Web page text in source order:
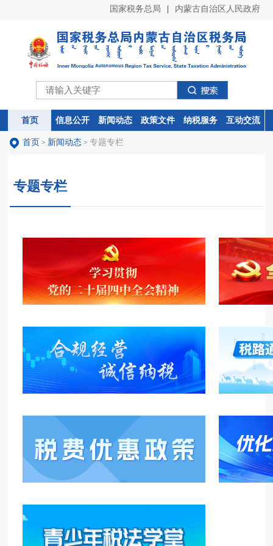
国家税务总局 内蒙古自治区人民政府
首页 信息公开 新闻动态 政策文件 纳税服务 互动交流
首页 信息公开 新闻动态 政策文件 纳税服务 互动交流
首页 > 新闻动态 > 专题专栏
专题专栏